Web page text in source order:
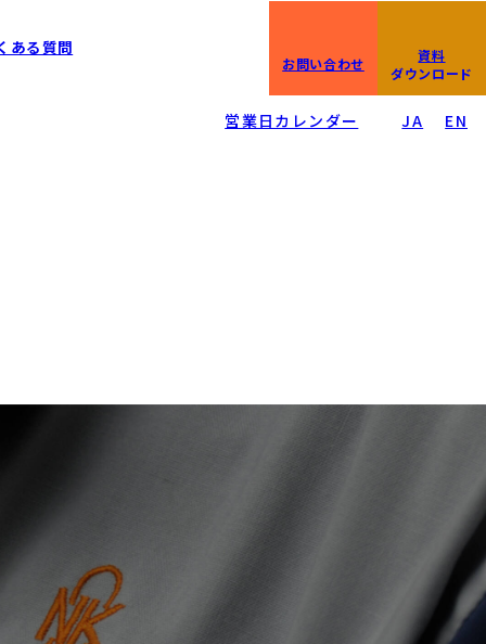
ある質問
お問い合わせ
資料
ダウンロード
営業日カレンダー JA EN